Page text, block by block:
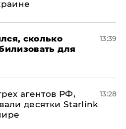
сколько
для
13:39
агентов РФ,
десятки Starlink
13:28